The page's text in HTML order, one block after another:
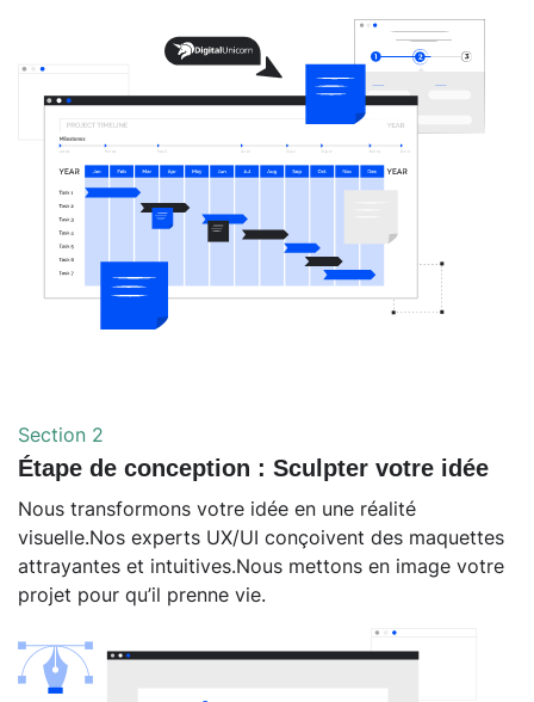
Section 2
Étape de conception : Sculpter votre idée
Nous transformons votre idée en une réalité
visuelle.Nos experts UX/UI conçoivent des maquettes
attrayantes et intuitives.Nous mettons en image votre
projet pour qu’il prenne vie.